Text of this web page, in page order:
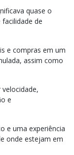
quase o
de
e compras em um
assim como
e
e uma experiência
onde estejam em